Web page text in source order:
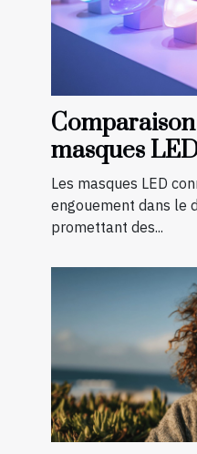
masques
différents
Les masques LED
engouement dans le
promettant des...